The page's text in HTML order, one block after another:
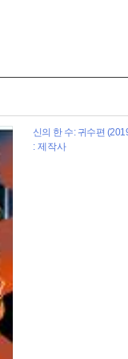
신의 한 수: 귀수편
: 제작사